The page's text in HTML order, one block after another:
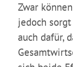
Zwar
jedoch
auch dafür,